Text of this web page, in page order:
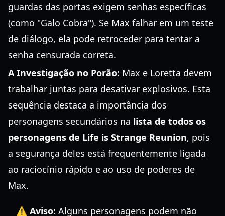
guardas das portas exigem senhas específicas
(como "Galo Cobra"). Se Max falhar em um teste
de diálogo, ela pode retroceder para tentar a
senha censurada correta.
A Investigação no Porão: Max e Loretta devem
trabalhar juntas para desativar explosivos. Esta
sequência destaca a importância dos
personagens secundários na lista de todos os
personagens de Life is Strange Reunion, pois
a segurança deles está frequentemente ligada
ao raciocínio rápido e ao uso de poderes de
Max.
⚠️ Aviso: Alguns personagens podem não